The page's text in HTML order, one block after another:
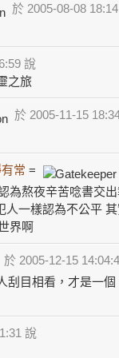
於 2005-08-08
說
之旅
於 2005-11-15
常 =
為熬夜辛苦唸書交
人一樣認為不公平
界啊
於 2005-12-15
刮目相看，才是一
說